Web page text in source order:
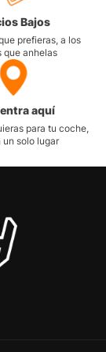
Bajos
prefieras, a los
que anhelas
aquí
para tu coche,
un solo lugar